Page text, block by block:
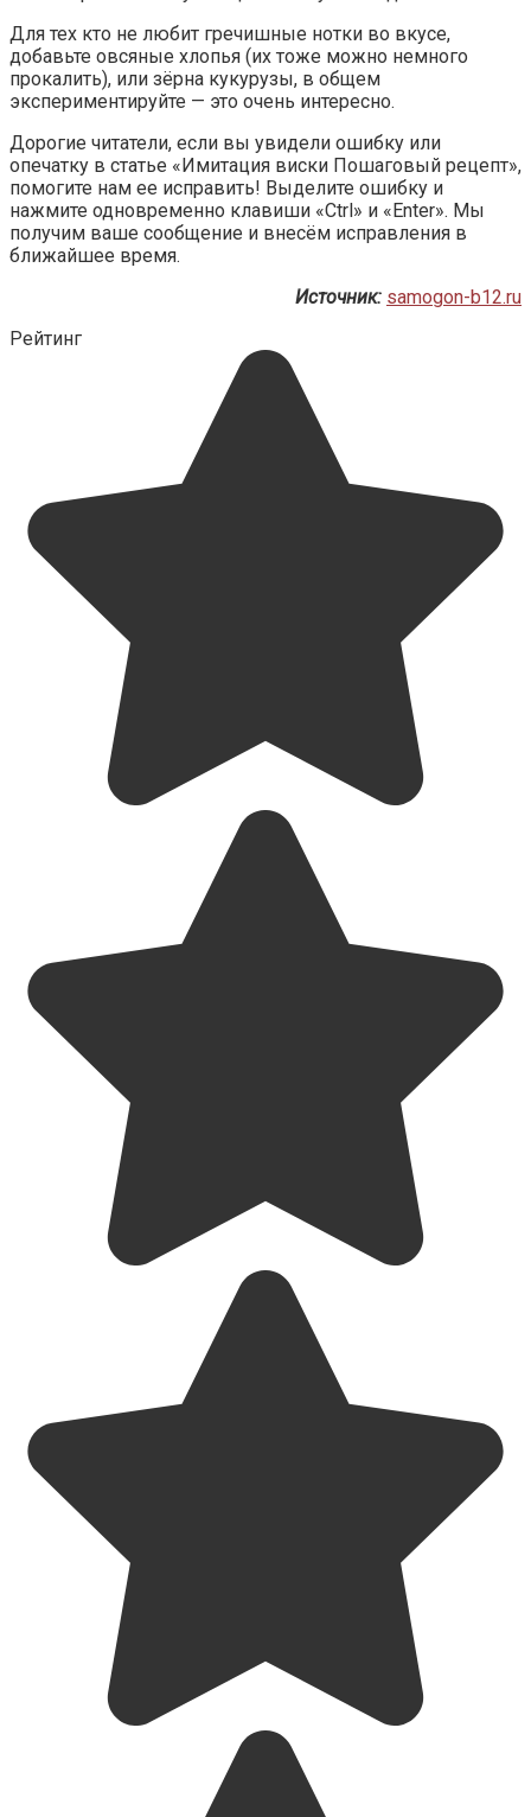
Для тех кто не любит гречишные нотки во вкусе,
добавьте овсяные хлопья (их тоже можно немного
прокалить), или зёрна кукурузы, в общем
экспериментируйте — это очень интересно.
Дорогие читатели, если вы увидели ошибку или
опечатку в статье «Имитация виски Пошаговый рецепт»,
помогите нам ее исправить! Выделите ошибку и
нажмите одновременно клавиши «Ctrl» и «Enter». Мы
получим ваше сообщение и внесём исправления в
ближайшее время.
Источник: samogon-b12.ru
Рейтинг